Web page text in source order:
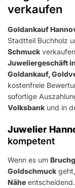
verkaufen
Goldankauf
Stadtteil Buchholz
Schmuck
Juweliergeschäft
Goldankauf,
kostenfreie
sofortige
Volksbank und in
Juwelier
kompetent
Wenn es um
Goldschmuck
Nähe